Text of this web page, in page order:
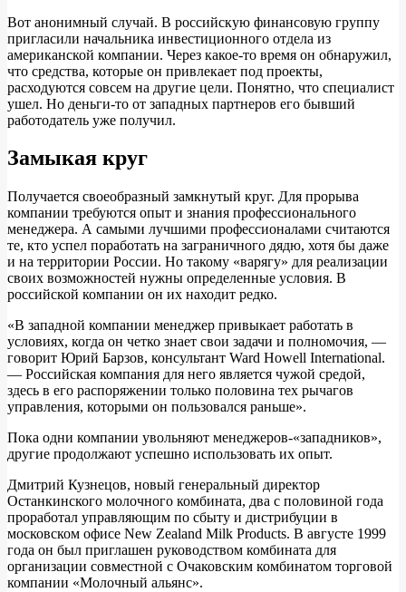
Вот анонимный случай. В российскую финансовую группу
пригласили начальника инвестиционного отдела из
американской компании. Через какое-то время он обнаружил,
что средства, которые он привлекает под проекты,
расходуются совсем на другие цели. Понятно, что специалист
ушел. Но деньги-то от западных партнеров его бывший
работодатель уже получил.
Замыкая круг
Получается своеобразный замкнутый круг. Для прорыва
компании требуются опыт и знания профессионального
менеджера. А самыми лучшими профессионалами считаются
те, кто успел поработать на заграничного дядю, хотя бы даже
и на территории России. Но такому «варягу» для реализации
своих возможностей нужны определенные условия. В
российской компании он их находит редко.
«В западной компании менеджер привыкает работать в
условиях, когда он четко знает свои задачи и полномочия, —
говорит Юрий Барзов, консультант Ward Howell International.
— Российская компания для него является чужой средой,
здесь в его распоряжении только половина тех рычагов
управления, которыми он пользовался раньше».
Пока одни компании увольняют менеджеров-«западников»,
другие продолжают успешно использовать их опыт.
Дмитрий Кузнецов, новый генеральный директор
Останкинского молочного комбината, два с половиной года
проработал управляющим по сбыту и дистрибуции в
московском офисе New Zealand Milk Products. В августе 1999
года он был приглашен руководством комбината для
организации совместной с Очаковским комбинатом торговой
компании «Молочный альянс».